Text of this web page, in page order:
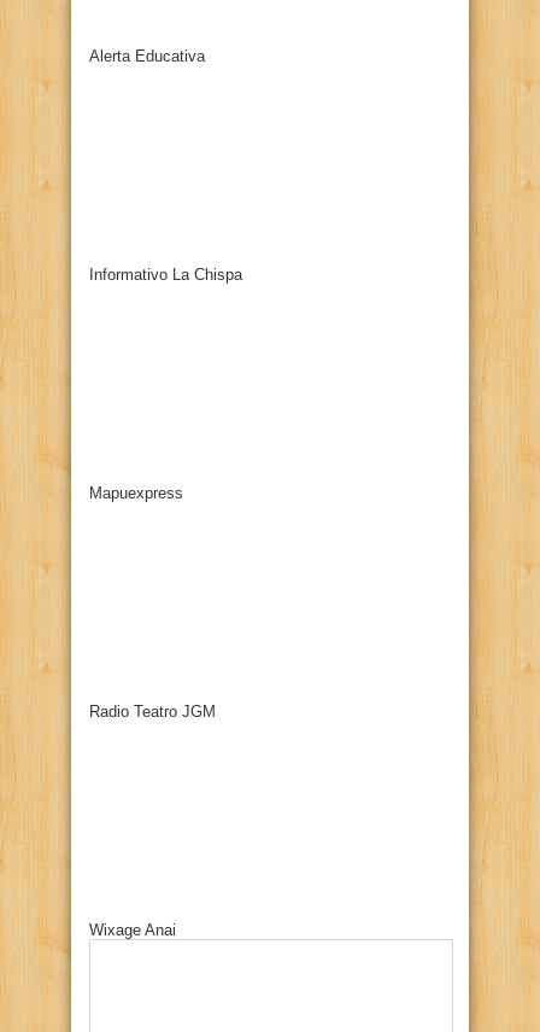
Alerta Educativa
Informativo La Chispa
Mapuexpress
Radio Teatro JGM
Wixage Anai